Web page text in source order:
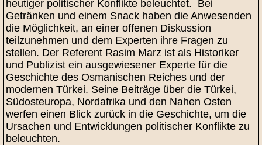
heutiger politischer Konflikte beleuchtet. Bei
Getränken und einem Snack haben die Anwesenden
die Möglichkeit, an einer offenen Diskussion
teilzunehmen und dem Experten ihre Fragen zu
stellen. Der Referent Rasim Marz ist als Historiker
und Publizist ein ausgewiesener Experte für die
Geschichte des Osmanischen Reiches und der
modernen Türkei. Seine Beiträge über die Türkei,
Südosteuropa, Nordafrika und den Nahen Osten
werfen einen Blick zurück in die Geschichte, um die
Ursachen und Entwicklungen politischer Konflikte zu
beleuchten.